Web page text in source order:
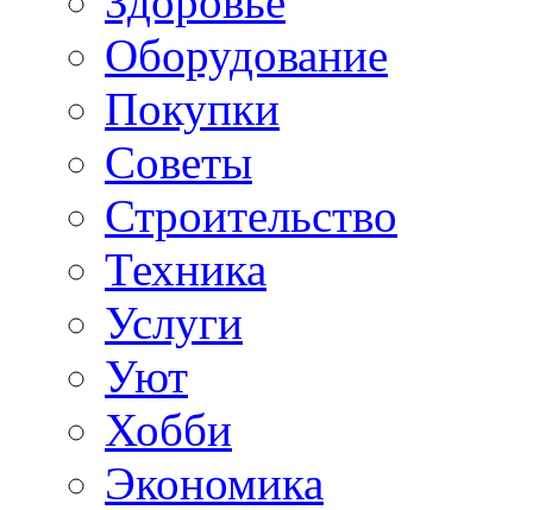
Оборудование
Покупки
Советы
Строительство
Техника
Услуги
Уют
Хобби
Экономика